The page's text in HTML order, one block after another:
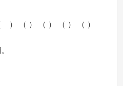
（ ） （ ） （ ） （ ）